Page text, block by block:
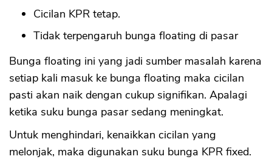
Cicilan KPR tetap.
Tidak terpengaruh bunga floating di pasar
Bunga floating ini yang jadi sumber masalah karena
setiap kali masuk ke bunga floating maka cicilan
pasti akan naik dengan cukup signifikan. Apalagi
ketika suku bunga pasar sedang meningkat.
Untuk menghindari, kenaikkan cicilan yang
melonjak, maka digunakan suku bunga KPR fixed.